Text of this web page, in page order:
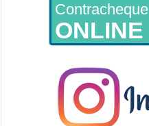
Contracheque
ONLINE